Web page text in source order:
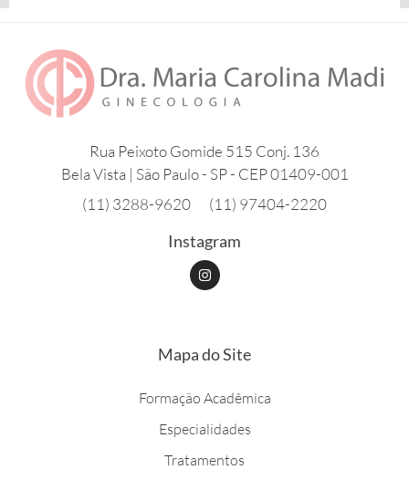
Rua Peixoto Gomide 515 Conj. 136
Bela Vista | São Paulo - SP - CEP 01409-001
(11) 3288-9620
(11) 97404-2220
Instagram
I
n
s
r
a
Mapa do Site
Formação Acadêmica
Especialidades
Tratamentos